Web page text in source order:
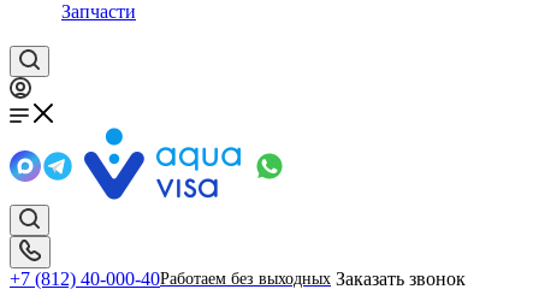
Запчасти
+7 (812) 40-000-40Работаем без выходных Заказать звонок